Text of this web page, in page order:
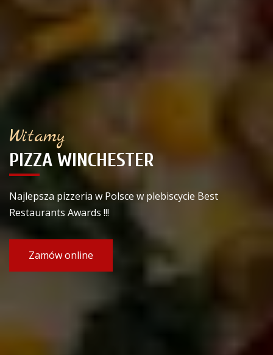
Witamy
PIZZA WINCHESTER
Najlepsza pizzeria w Polsce w plebiscycie Best
Restaurants Awards !!!
Zamów online